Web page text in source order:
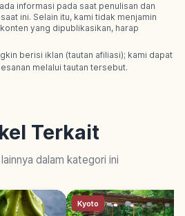
informasi pada saat penulisan dan
ini. Selain itu, kami tidak menjamin
yang dipublikasikan, harap
berisi iklan (tautan afiliasi); kami dapat
melalui tautan tersebut.
Terkait
dalam kategori ini
Kyoto